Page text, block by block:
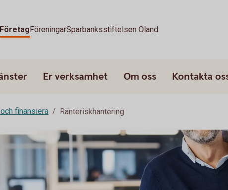
FöretagFöreningarSparbanksstiftelsen Öland
Er verksamhet Om oss Kontakta
finansiera Ränteriskhantering